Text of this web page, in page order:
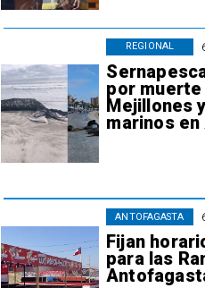
por muerte
Mejillones
marinos
REGIONAL
Fijan
para las
ANTOFAGASTA